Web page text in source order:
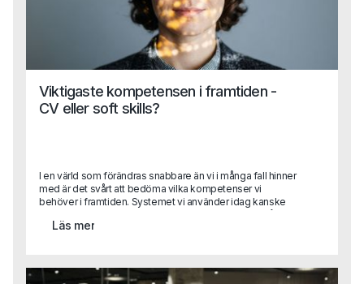
Viktigaste kompetensen i framtiden -
CV eller soft skills?
I en värld som förändras snabbare än vi i många fall hinner
med är det svårt att bedöma vilka kompetenser vi
behöver i framtiden. Systemet vi använder idag kanske
viktigaste process automatiserad innan året är slut. Detta
Läs mer